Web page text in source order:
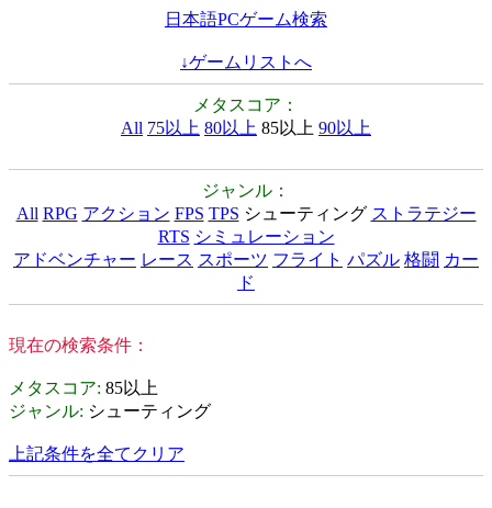
日本語PCゲーム検索
↓ゲームリストへ
メタスコア：
All 75以上 80以上 85以上 90以上
ジャンル：
All RPG アクション FPS TPS シューティング ストラテジー
RTS シミュレーション
アドベンチャー レース スポーツ フライト パズル 格闘 カー
ド
現在の検索条件：
メタスコア: 85以上
ジャンル: シューティング
上記条件を全てクリア